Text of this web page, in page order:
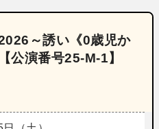
～誘い《0歳児か
演番号25‐M‐1】